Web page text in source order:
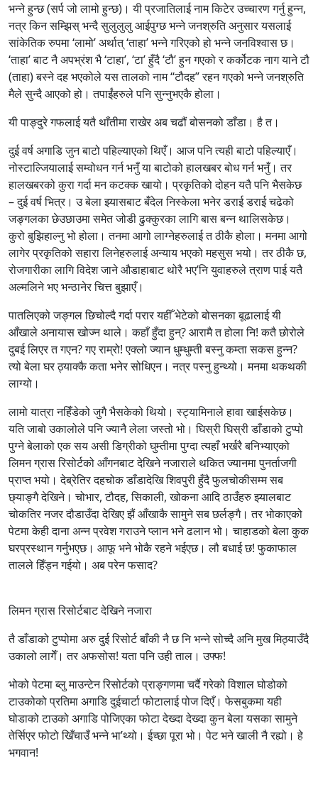
भन्ने हुन्छ (सर्प जो लामो हुन्छ)। यी प्रजातिलाई नाम किटेर उच्चारण गर्नु हुन्न,
नत्र किन सम्झिस् भन्दै सुलुलुलु आईपुग्छ भन्ने जनश्रुति अनुसार यसलाई
सांकेतिक रुपमा ‘लामो’ अर्थात् ‘ताहा’ भन्ने गरिएको हो भन्ने जनविश्वास छ।
‘ताहा’ बाट नै अपभ्रंश भै ‘टाहा’, ‘टा’ हुँदै ‘टौ’ हुन गएको र कर्कोटक नाग याने टौ
(ताहा) बस्ने दह भएकोले यस तालको नाम “टौदह” रहन गएको भन्ने जनश्रुति
मैले सुन्दै आएको हो। तपाईंहरुले पनि सुन्नुभएकै होला।
यी पाङ्दुरे गफलाई यतै थाँतीमा राखेर अब चढौं बोसनको डाँडा। है त।
दुई वर्ष अगाडि जुन बाटो पहिल्याएको थिएँ। आज पनि त्यही बाटो पहिल्याएँ।
नोस्टाल्जियालाई सम्वोधन गर्न भनुँ या बाटोको हालखबर बोध गर्न भनुँ। तर
हालखबरको कुरा गर्दा मन कटक्क खायो। प्रकृतिको दोहन यतै पनि भैसकेछ
– दुई वर्ष भित्र। उ बेला झ्यासबाट बँदेल निस्केला भनेर डराई डराई चढेको
जङ्गलका छेउछाउमा समेत जोडी ढुक्कुरका लागि बास बन्न थालिसकेछ।
कुरो बुझिहाल्नु भो होला। तनमा आगो लाग्नेहरुलाई त ठीकै होला। मनमा आगो
लागेर प्रकृतिको सहारा लिनेहरुलाई अन्याय भएको महसुस भयो। तर ठीकै छ,
रोजगारीका लागि विदेश जाने औडाहाबाट थोरै भए’नि युवाहरुले त्राण पाई यतै
अल्मलिने भए भन्ठानेर चित्त बुझाएँ।
पातलिएको जङ्गल छिचोल्दै गर्दा परार यहीँ भेटेको बोसनका बूढालाई यी
आँखाले अनायास खोज्न थाले। कहाँ हुँदा हुन्? आरामै त होला नि! कतै छोरोले
दुबई लिएर त गएन? गए राम्रो! एक्लो ज्यान धुम्धुम्ती बस्नु कम्ता सकस हुन्न?
त्यो बेला घर ठ्याक्कै कता भनेर सोधिएन। नत्र पस्नु हुन्थ्यो। मनमा थकथकी
लाग्यो।
लामो यात्रा नहिँडेको जुगै भैसकेको थियो। स्ट्यामिनाले हावा खाईसकेछ।
यति जाबो उकालोले पनि ज्यानै लेला जस्तो भो। घिस्री घिस्री डाँडाको टुप्पो
पुग्ने बेलाको एक सय असी डिग्रीको घुम्तीमा पुग्दा त्यहाँ भर्खरै बनिभ्याएको
लिमन ग्रास रिसोर्टको आँगनबाट देखिने नजाराले थकित ज्यानमा पुनर्ताजगी
प्राप्त भयो। देब्रेतिर दहचोक डाँडादेखि शिवपुरी हुँदै फुलचोकीसम्म सब
छ्याङ्गै देखिने। चोभार, टौदह, सिकाली, खोकना आदि ठाउँहरु झ्यालबाट
चोकतिर नजर दौडाउँदा देखिए झैं आँखाकै सामुने सब छर्लङ्गै। तर भोकाएको
पेटमा केही दाना अन्न प्रवेश गराउने प्लान भने ढलान भो। चाहाडको बेला कुक
घरप्रस्थान गर्नुभएछ। आफू भने भोकै रहने भईएछ। लौ बधाई छ! फुकाफाल
तालले हिँड्न गईयो। अब परेन फसाद?
लिमन ग्रास रिसोर्टबाट देखिने नजारा
तै डाँडाको टुप्पोमा अरु दुई रिसोर्ट बाँकी नै छ नि भन्ने सोच्दै अनि मुख मिठ्याउँदै
उकालो लागेँ। तर अफसोस! यता पनि उही ताल। उफ्फ!
भोको पेटमा ब्लु माउन्टेन रिसोर्टको प्राङ्गणमा चर्दै गरेको विशाल घोडोको
टाउकोको प्रतिमा अगाडि दुईचार्टा फोटालाई पोज दिएँ। फेसबुकमा यही
घोडाको टाउको अगाडि पोजिएका फोटा देख्दा देख्दा कुन बेला यसका सामुने
तेर्सिएर फोटो खिँचाउँ भन्ने भा’थ्यो। ईच्छा पूरा भो। पेट भने खाली नै रह्यो। हे
भगवान!